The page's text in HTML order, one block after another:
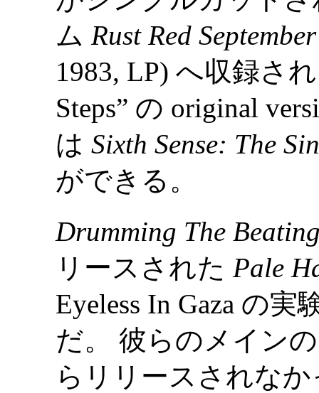
ムRust Red September
1983, LP) へ収録さ
Steps” の original
はSixth Sense: The
ができる。
Drumming The
リースされたPale
Eyeless In Gaza の
だ。 彼らのメイン
らリリースされな